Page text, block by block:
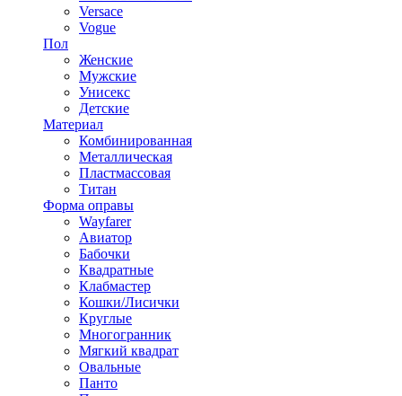
Versace
Vogue
Пол
Женские
Мужские
Унисекс
Детские
Материал
Комбинированная
Металлическая
Пластмассовая
Титан
Форма оправы
Wayfarer
Авиатор
Бабочки
Квадратные
Клабмастер
Кошки/Лисички
Круглые
Многогранник
Мягкий квадрат
Овальные
Панто